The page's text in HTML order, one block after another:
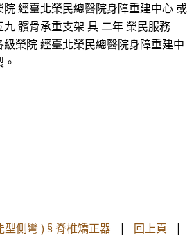
經臺北榮民總醫院身障重建中心 或
髕骨承重支架 具 二年 榮民服務
榮院 經臺北榮民總醫院身障重建中
側彎 ) § 脊椎矯正器 | 回上頁 |